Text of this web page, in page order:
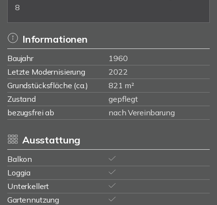
8
Informationen
Baujahr
1960
Letzte Modernisierung
2022
Grundstücksfläche (ca.)
821 m²
Zustand
gepflegt
bezugsfrei ab
nach Vereinbarung
Ausstattung
Balkon
Loggia
Unterkellert
Gartennutzung